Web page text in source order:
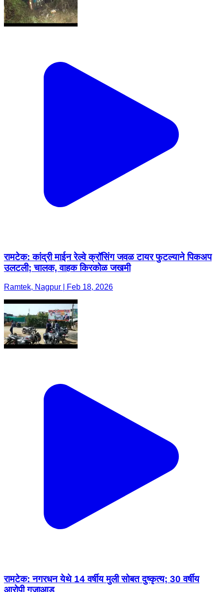
रामटेक: कांद्री माईन रेल्वे क्रॉसिंग जवळ टायर फुटल्याने पिकअप
उलटली; चालक, वाहक किरकोळ जखमी
Ramtek, Nagpur | Feb 18, 2026
रामटेक: नगरधन येथे 14 वर्षीय मुली सोबत दुष्कृत्य; 30 वर्षीय
आरोपी गजाआड